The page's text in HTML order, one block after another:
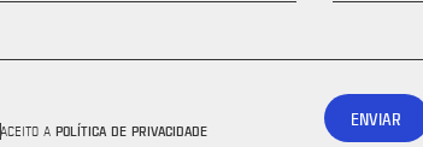
ACEITO APOLÍTICA DE PRIVACIDADE
ENVIAR